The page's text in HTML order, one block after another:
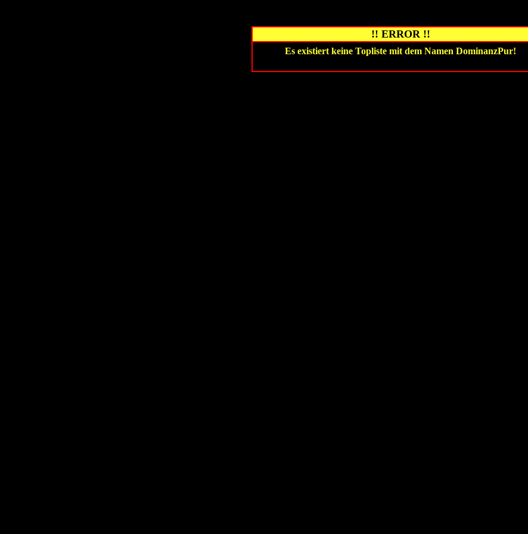
!! ERROR !!
Es existiert keine Topliste mit dem Namen DominanzPur!